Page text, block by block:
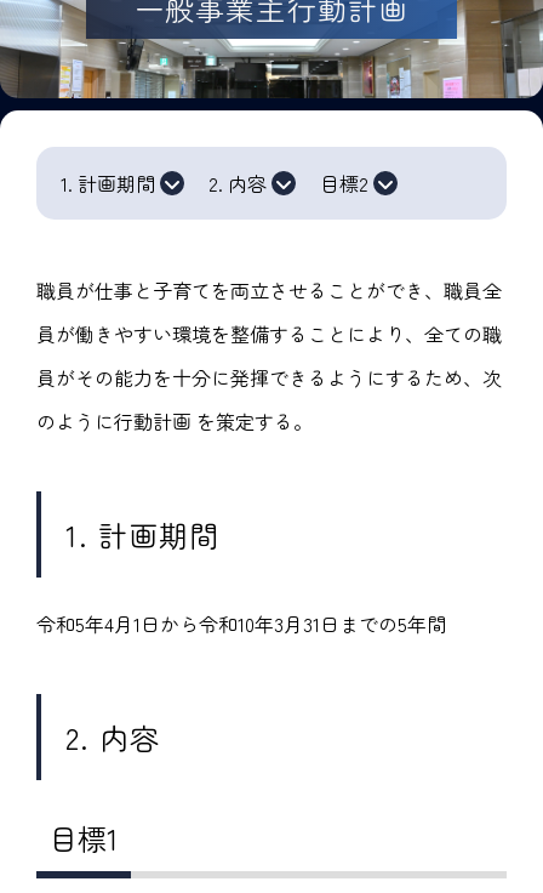
1. 計画期間 2. 内容 目標2
職員が仕事と子育てを両立させることができ、職員全
員が働きやすい環境を整備することにより、全ての職
員がその能力を十分に発揮できるようにするため、次
のように行動計画 を策定する。
1. 計画期間
令和5年4月1日から令和10年3月31日までの5年間
2. 内容
目標1